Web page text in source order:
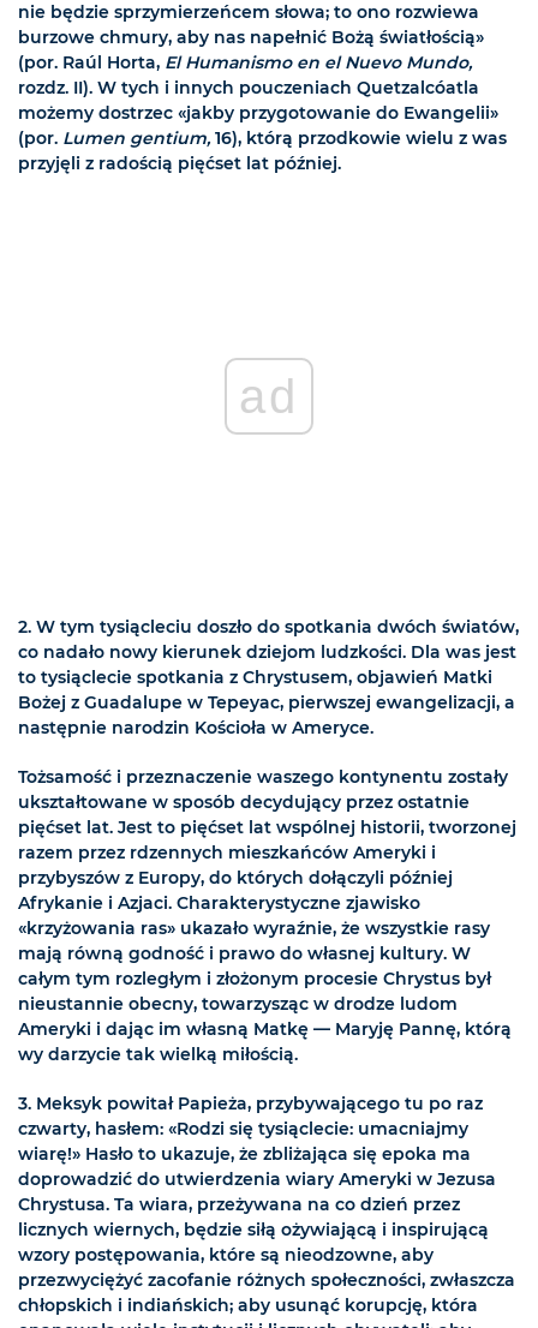
nie będzie sprzymierzeńcem słowa; to ono rozwiewa
burzowe chmury, aby nas napełnić Bożą światłością»
(por. Raúl Horta, El Humanismo en el Nuevo Mundo,
rozdz. II). W tych i innych pouczeniach Quetzalcóatla
możemy dostrzec «jakby przygotowanie do Ewangelii»
(por. Lumen gentium,16), którą przodkowie wielu z was
przyjęli z radością pięćset lat później.
ad
2. W tym tysiącleciu doszło do spotkania dwóch światów,
co nadało nowy kierunek dziejom ludzkości. Dla was jest
to tysiąclecie spotkania z Chrystusem, objawień Matki
Bożej z Guadalupe w Tepeyac, pierwszej ewangelizacji, a
następnie narodzin Kościoła w Ameryce.
Tożsamość i przeznaczenie waszego kontynentu zostały
ukształtowane w sposób decydujący przez ostatnie
pięćset lat. Jest to pięćset lat wspólnej historii, tworzonej
razem przez rdzennych mieszkańców Ameryki i
przybyszów z Europy, do których dołączyli później
Afrykanie i Azjaci. Charakterystyczne zjawisko
«krzyżowania ras» ukazało wyraźnie, że wszystkie rasy
mają równą godność i prawo do własnej kultury. W
całym tym rozległym i złożonym procesie Chrystus był
nieustannie obecny, towarzysząc w drodze ludom
Ameryki i dając im własną Matkę — Maryję Pannę, którą
wy darzycie tak wielką miłością.
3. Meksyk powitał Papieża, przybywającego tu po raz
czwarty, hasłem: «Rodzi się tysiąclecie: umacniajmy
wiarę!» Hasło to ukazuje, że zbliżająca się epoka ma
doprowadzić do utwierdzenia wiary Ameryki w Jezusa
Chrystusa. Ta wiara, przeżywana na co dzień przez
licznych wiernych, będzie siłą ożywiającą i inspirującą
wzory postępowania, które są nieodzowne, aby
przezwyciężyć zacofanie różnych społeczności, zwłaszcza
chłopskich i indiańskich; aby usunąć korupcję, która